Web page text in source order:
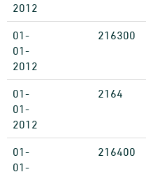
2012
01-
01-
2012
216300
01-
01-
2012
2164
01-
01-
216400